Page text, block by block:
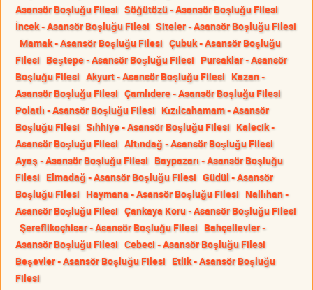
Asansör Boşluğu Filesi Söğütözü - Asansör Boşluğu Filesi
İncek - Asansör Boşluğu Filesi Siteler - Asansör Boşluğu Filesi
Mamak - Asansör Boşluğu Filesi Çubuk - Asansör Boşluğu
Filesi Beştepe - Asansör Boşluğu Filesi Pursaklar - Asansör
Boşluğu Filesi Akyurt - Asansör Boşluğu Filesi Kazan -
Asansör Boşluğu Filesi Çamlıdere - Asansör Boşluğu Filesi
Polatlı - Asansör Boşluğu Filesi Kızılcahamam - Asansör
Boşluğu Filesi Sıhhiye - Asansör Boşluğu Filesi Kalecik -
Asansör Boşluğu Filesi Altındağ - Asansör Boşluğu Filesi
Ayaş - Asansör Boşluğu Filesi Baypazarı - Asansör Boşluğu
Filesi Elmadağ - Asansör Boşluğu Filesi Güdül - Asansör
Boşluğu Filesi Haymana - Asansör Boşluğu Filesi Nallıhan -
Asansör Boşluğu Filesi Çankaya Koru - Asansör Boşluğu Filesi
Şereflikoçhisar - Asansör Boşluğu Filesi Bahçelievler -
Asansör Boşluğu Filesi Cebeci - Asansör Boşluğu Filesi
Beşevler - Asansör Boşluğu Filesi Etlik - Asansör Boşluğu
Filesi